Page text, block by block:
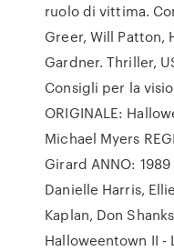
ruolo di vittima.
Greer, Will Patton,
Gardner. Thriller,
Consigli per la
ORIGINALE:
Michael Myers
Girard ANNO:
Danielle Harris,
Kaplan, Don
Halloweentown II -